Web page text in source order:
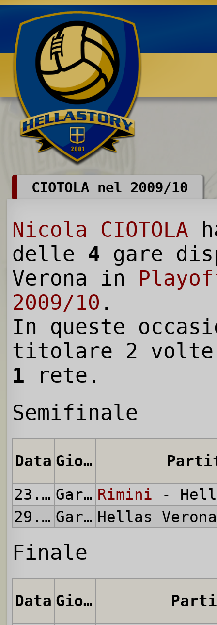
Benvenuti su HELLASTORY.net
CIOTOLA nel 2009/10
Nicola CIOTOLA
delle 4 gare
Verona in
2009/10 .
In queste
titolare 2 volte
1 rete.
Semifinale
Data Giornata
23.05.2010
Gara di Andata Rimini -
29.05.2010
Gara di Ritorno Hellas
Finale
Data Giornata